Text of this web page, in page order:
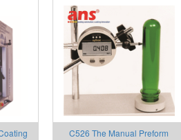
C526 The Manual Preform